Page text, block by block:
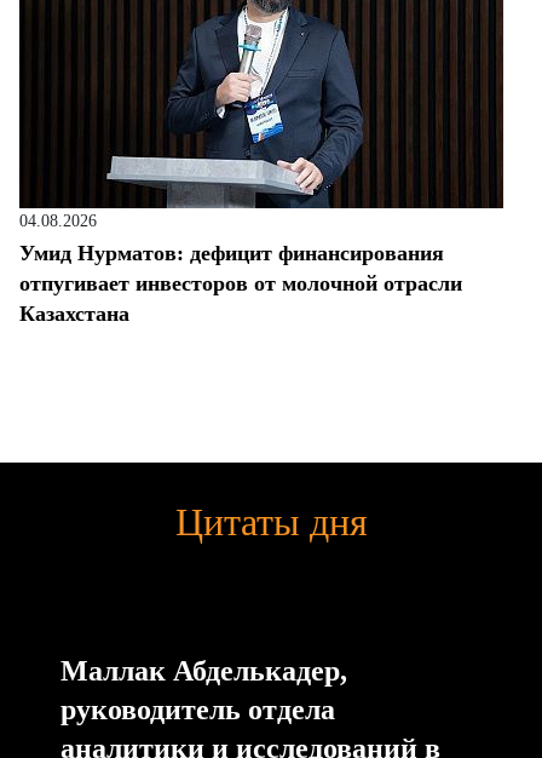
04.08.2026
Умид Нурматов: дефицит финансирования
отпугивает инвесторов от молочной отрасли
Казахстана
Цитаты дня
Маллак Абделькадер,
руководитель отдела
аналитики и исследований в